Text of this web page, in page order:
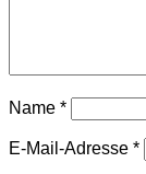
Name *
E-Mail-Adresse *